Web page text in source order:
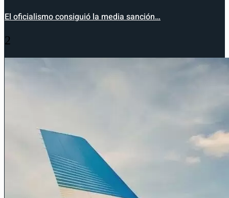
El oficialismo consiguió la media sanción…
2